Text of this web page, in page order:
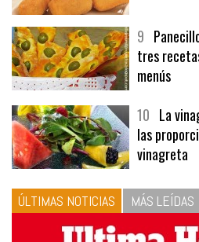
9
tres
menús
10La
las
vinagreta
ÚLTIMAS NOTICIAS MÁS LEÍDAS